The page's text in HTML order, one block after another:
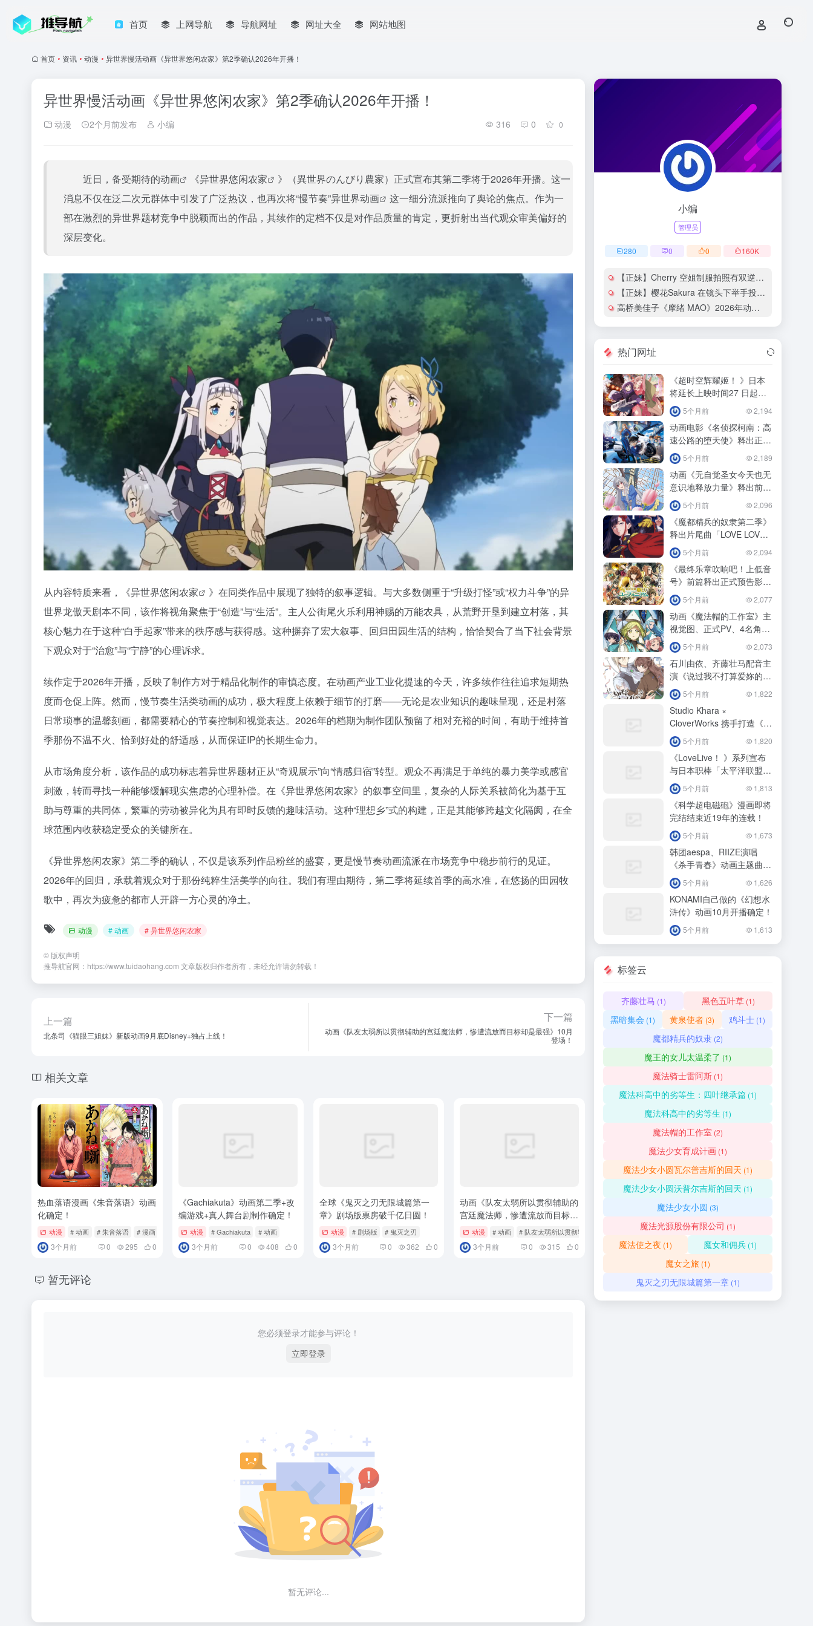
首页 上网导航 导航网址 网址大全 网站地图
首页 • 资讯 • 动漫 • 异世界慢活动画《异世界悠闲农家》第2季确认2026年开播！
异世界慢活动画《异世界悠闲农家》第2季确认2026年开播！
动漫 2个月前发布 小编 316 0 0
近日，备受期待的动画 《异世界悠闲农家
》（異世界のんびり農家）正式宣布其第二季将于2026年开播。这一
消息不仅在泛二次元群体中引发了广泛热议，也再次将“慢节奏”异世界动画
这一细分流派推向了舆论的焦点。作为一
部在激烈的异世界题材竞争中脱颖而出的作品，其续作的定档不仅是对作品质量的肯定，更折射出当代观众审美偏好的
深层变化。
从内容特质来看，《异世界悠闲农家
》在同类作品中展现了独特的叙事逻辑。与大多数侧重于“升级打怪”或“权力斗争”的异
世界龙傲天剧本不同，该作将视角聚焦于“创造”与“生活”。主人公街尾火乐利用神赐的万能农具，从荒野开垦到建立村落，其
核心魅力在于这种“白手起家”带来的秩序感与获得感。这种摒弃了宏大叙事、回归田园生活的结构，恰恰契合了当下社会背景
下观众对于“治愈”与“宁静”的心理诉求。
续作定于2026年开播，反映了制作方对于精品化制作的审慎态度。在动画产业工业化提速的今天，许多续作往往追求短期热
度而仓促上阵。然而，慢节奏生活类动画的成功，极大程度上依赖于细节的打磨——无论是农业知识的趣味呈现，还是村落
日常琐事的温馨刻画，都需要精心的节奏控制和视觉表达。2026年的档期为制作团队预留了相对充裕的时间，有助于维持首
季那份不温不火、恰到好处的舒适感，从而保证IP的长期生命力。
从市场角度分析，该作品的成功标志着异世界题材正从“奇观展示”向“情感归宿”转型。观众不再满足于单纯的暴力美学或感官
刺激，转而寻找一种能够缓解现实焦虑的心理补偿。在《异世界悠闲农家》的叙事空间里，复杂的人际关系被简化为基于互
助与尊重的共同体，繁重的劳动被异化为具有即时反馈的趣味活动。这种“理想乡”式的构建，正是其能够跨越文化隔阂，在全
球范围内收获稳定受众的关键所在。
《异世界悠闲农家》第二季的确认，不仅是该系列作品粉丝的盛宴，更是慢节奏动画流派在市场竞争中稳步前行的见证。
2026年的回归，承载着观众对于那份纯粹生活美学的向往。我们有理由期待，第二季将延续首季的高水准，在悠扬的田园牧
歌中，再次为疲惫的都市人开辟一方心灵的净土。
动漫 # 动画 # 异世界悠闲农家
© 版权声明
推导航官网：https://www.tuidaohang.com 文章版权归作者所有，未经允许请勿转载！
上一篇
北条司《猫眼三姐妹》新版动画9月底Disney+独占上线！
下一篇
动画《队友太弱所以贯彻辅助的宫廷魔法师，惨遭流放而目标却是最强》10月
登场！
相关文章
热血落语漫画《朱音落语》动画
化确定！
动漫 # 动画 # 朱音落语 # 漫画
3个月前 0 295 0
《Gachiakuta》动画第二季+改
编游戏+真人舞台剧制作确定！
动漫 # Gachiakuta # 动画
3个月前 0 408 0
全球《鬼灭之刃无限城篇第一
章》剧场版票房破千亿日圆！
动漫 # 剧场版 # 鬼灭之刃
3个月前 0 362 0
动画《队友太弱所以贯彻辅助的
宫廷魔法师，惨遭流放而目标却
是最强》10月登场！
动漫 # 动画 # 队友太弱所以贯彻辅助的宫廷魔法师，惨遭流放而目标却是最强
3个月前 0 315 0
暂无评论
您必须登录才能参与评论！
立即登录
暂无评论...
小编
管理员
280 0 0 160K
【正妹】Cherry 空姐制服拍照有双逆天大长腿！
【正妹】樱花Sakura 在镜头下举手投足都散发热辣的魅力！
高桥美佳子《摩绪 MAO》2026年动画化确定！
热门网址
《超时空辉耀姬！ 》日本
将延长上映时间27 日起追
加「ray 超时空辉耀姬！
5个月前 2,194
动画电影《名侦探柯南：高
速公路的堕天使》释出正式
预告影！
5个月前 2,189
动画《无自觉圣女今天也无
意识地释放力量》释出前导
预告预定！
5个月前 2,096
《魔都精兵的奴隶第二季》
释出片尾曲「LOVE LOVE
ビーム」
5个月前 2,094
《最终乐章吹响吧！上低音
号》前篇释出正式预告影
片！ 5个月前 2,077
动画《魔法帽的工作室》主
视觉图、正式PV、4名角色
视觉图公开！
5个月前 2,073
石川由依、齐藤壮马配音主
演《说过我不打算爱妳的下
任公爵大人，不知为何竟然
对我溺爱有加》动画化！
5个月前 1,822
Studio Khara ×
CloverWorks 携手打造《福
音战士》新作释出特报影
像！
5个月前 1,820
《LoveLive！ 》系列宣布
与日本职棒「太平洋联盟6
球团」展开第3 波合作！
5个月前 1,813
《科学超电磁砲》漫画即将
完结结束近19年的连载！
5个月前 1,673
韩团aespa、RIIZE演唱
《杀手青春》动画主题曲
4/11正式播出！
5个月前 1,626
KONAMI自己做的《幻想水
浒传》动画10月开播确定！
5个月前 1,613
标签云
齐藤壮马 (1) 黑色五叶草(1)
黑暗集会 (1) 黄泉使者 (3) 鸡斗士 (1)
魔都精兵的奴隶 (2)
魔王的女儿太温柔了 (1)
魔法骑士雷阿斯 (1)
魔法科高中的劣等生：四叶继承篇 (1)
魔法科高中的劣等生 (1)
魔法帽的工作室 (2)
魔法少女育成计画 (1)
魔法少女小圆瓦尔普吉斯的回天 (1)
魔法少女小圆沃普尔吉斯的回天 (1)
魔法少女小圆 (3)
魔法光源股份有限公司 (1)
魔法使之夜 (1) 魔女和佣兵 (1)
魔女之旅 (1)
鬼灭之刃无限城篇第一章 (1)